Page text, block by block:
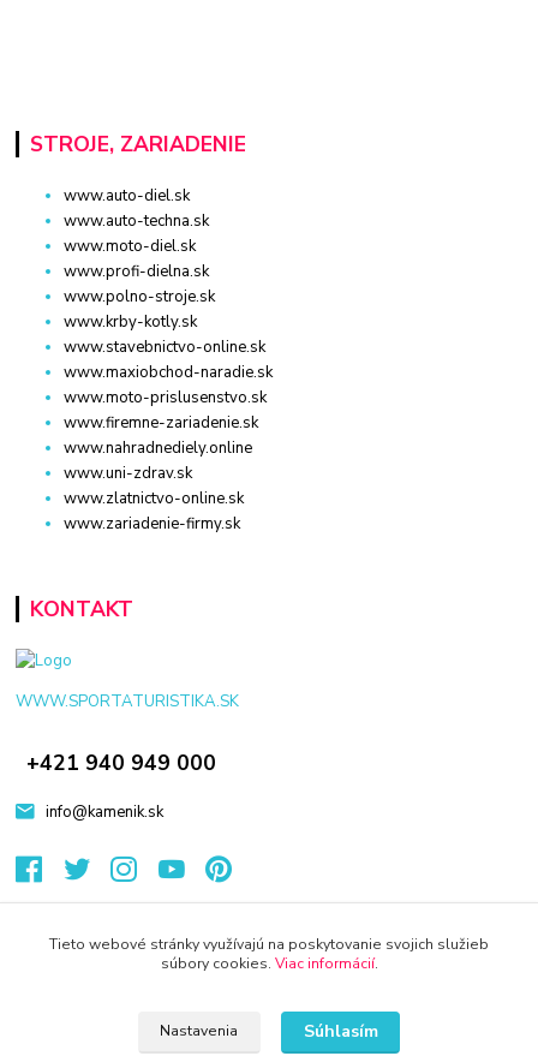
STROJE, ZARIADENIE
www.auto-diel.sk
www.auto-techna.sk
www.moto-diel.sk
www.profi-dielna.sk
www.polno-stroje.sk
www.krby-kotly.sk
www.stavebnictvo-online.sk
www.maxiobchod-naradie.sk
www.moto-prislusenstvo.sk
www.firemne-zariadenie.sk
www.nahradnediely.online
www.uni-zdrav.sk
www.zlatnictvo-online.sk
www.zariadenie-firmy.sk
KONTAKT
WWW.SPORTATURISTIKA.SK
+421 940 949 000
info@kamenik.sk
Tieto webové stránky využívajú na poskytovanie svojich služieb
súbory cookies. Viac informácií.
Nastavenia Súhlasím